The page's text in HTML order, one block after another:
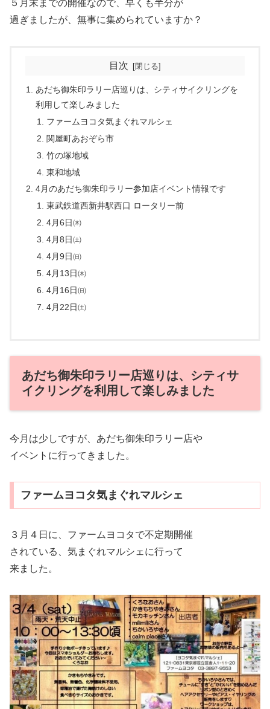
５月末までの開催なので、早くも半分が
過ぎましたが、無事に集められていますか？
目次
あだち御朱印ラリー店巡りは、シティサイクリングを
利用して楽しみました
ファームヨコタ気まぐれマルシェ
関屋町あおぞら市
竹の塚地域
東和地域
4月のあだち御朱印ラリー参加店イベント情報です
東武鉄道西新井駅西口 ロータリー前
4月6日㈭
4月8日㈯
4月9日㈰
4月13日㈭
4月16日㈰
4月22日㈯
あだち御朱印ラリー店巡りは、シティサ
イクリングを利用して楽しみました
今月は少しですが、あだち御朱印ラリー店や
イベントに行ってきました。
ファームヨコタ気まぐれマルシェ
３月４日に、ファームヨコタで不定期開催
されている、気まぐれマルシェに行って
来ました。